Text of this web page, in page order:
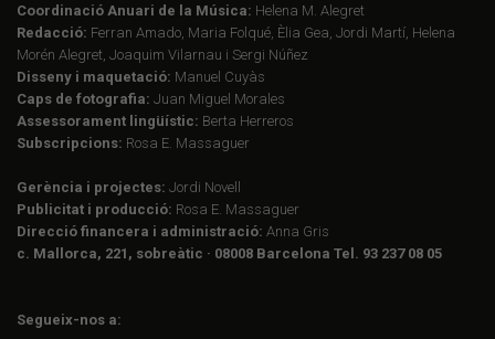
Coordinació Anuari de la Música: Helena M. Alegret
Redacció: Ferran Amado, Maria Folqué, Èlia Gea, Jordi Martí, Helena
Morén Alegret, Joaquim Vilarnau i Sergi Núñez
Disseny i maquetació: Manuel Cuyàs
Caps de fotografia: Juan Miguel Morales
Assessorament lingüístic: Berta Herreros
Subscripcions: Rosa E. Massaguer
Gerència i projectes: Jordi Novell
Publicitat i producció: Rosa E. Massaguer
Direcció financera i administració: Anna Gris
c. Mallorca, 221, sobreàtic · 08008 Barcelona Tel. 93 237 08 05
Segueix-nos a: